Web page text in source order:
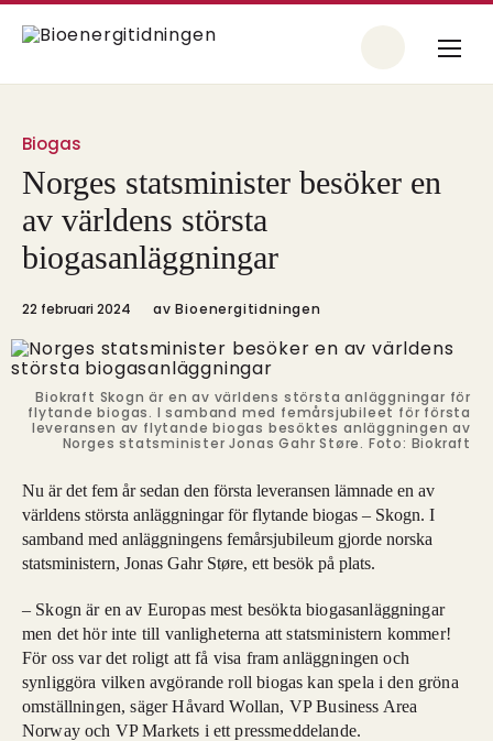
Biogas
Norges statsminister besöker en
av världens största
biogasanläggningar
22 februari 2024 av Bioenergitidningen
Biokraft Skogn är en av världens största anläggningar för
flytande biogas. I samband med femårsjubileet för första
leveransen av flytande biogas besöktes anläggningen av
Norges statsminister Jonas Gahr Støre. Foto: Biokraft
Nu är det fem år sedan den första leveransen lämnade en av
världens största anläggningar för flytande biogas – Skogn. I
samband med anläggningens femårsjubileum gjorde norska
statsministern, Jonas Gahr Støre, ett besök på plats.
– Skogn är en av Europas mest besökta biogasanläggningar
men det hör inte till vanligheterna att statsministern kommer!
För oss var det roligt att få visa fram anläggningen och
synliggöra vilken avgörande roll biogas kan spela i den gröna
omställningen, säger Håvard Wollan, VP Business Area
Norway och VP Markets i ett pressmeddelande.